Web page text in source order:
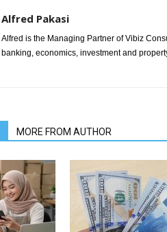
Alfred Pakasi
Alfred is the Managing Partner of Vibiz
banking, economics, investment and
MORE FROM AUTHOR